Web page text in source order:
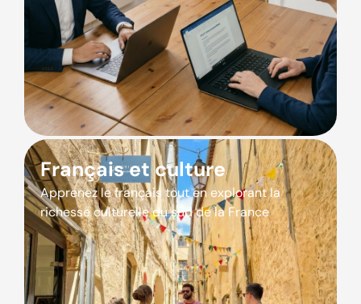
Français et culture
Apprenez le français tout en explorant la
richesse culturelle du sud de la France